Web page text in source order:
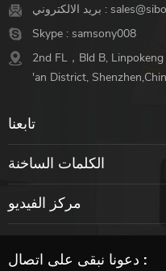
بريد الالكتروني :
Skype : samsony008
2nd FL，Bld B,
'an District,
تابعنا
الكلمات الساخنة
مركز الفيديو
دعونا نبقى على اتصال :